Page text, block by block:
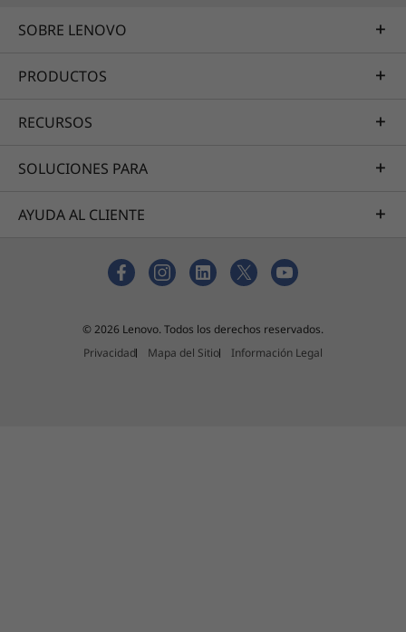
SOBRE LENOVO
PRODUCTOS
RECURSOS
SOLUCIONES PARA
AYUDA AL CLIENTE
© 2026 Lenovo. Todos los derechos reservados.
Privacidad
Mapa del Sitio Información Legal